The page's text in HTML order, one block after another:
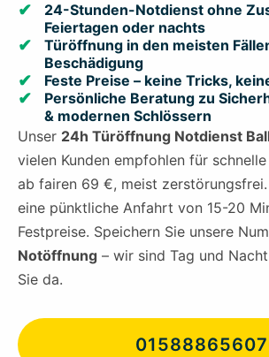
24-Stunden-Notdienst ohne
Feiertagen oder nachts
Türöffnung in den meisten
Beschädigung
Feste Preise – keine Tricks,
Persönliche Beratung zu
& modernen Schlössern
Unser 24h Türöffnung Notdienst
vielen Kunden empfohlen für
ab fairen 69 €, meist
eine pünktliche Anfahrt von 15-20
Festpreise. Speichern Sie unsere
Notöffnung – wir sind Tag und
Sie da.